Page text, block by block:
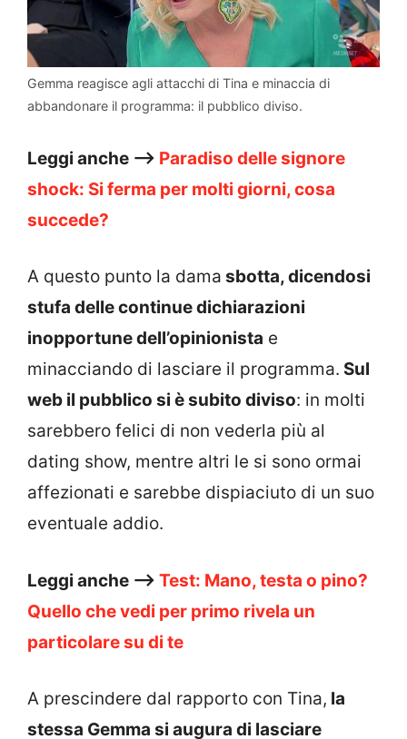
Gemma reagisce agli attacchi di Tina e minaccia di
abbandonare il programma: il pubblico diviso.
Leggi anche –> Paradiso delle signore
shock: Si ferma per molti giorni, cosa
succede?
A questo punto la dama sbotta, dicendosi
stufa delle continue dichiarazioni
inopportune dell’opinionista e
minacciando di lasciare il programma. Sul
web il pubblico si è subito diviso: in molti
sarebbero felici di non vederla più al
dating show, mentre altri le si sono ormai
affezionati e sarebbe dispiaciuto di un suo
eventuale addio.
Leggi anche –> Test: Mano, testa o pino?
Quello che vedi per primo rivela un
particolare su di te
A prescindere dal rapporto con Tina, la
stessa Gemma si augura di lasciare